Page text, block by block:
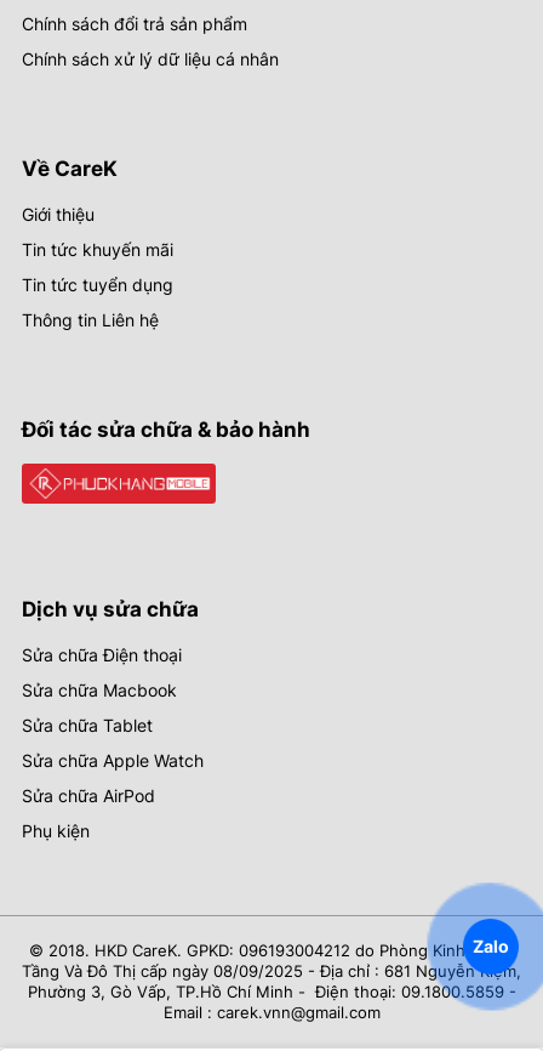
Chính sách đổi trả sản phẩm
Chính sách xử lý dữ liệu cá nhân
Về CareK
Giới thiệu
Tin tức khuyến mãi
Tin tức tuyển dụng
Thông tin Liên hệ
Đối tác sửa chữa & bảo hành
Dịch vụ sửa chữa
Sửa chữa Điện thoại
Sửa chữa Macbook
Sửa chữa Tablet
Sửa chữa Apple Watch
Sửa chữa AirPod
Phụ kiện
© 2018. HKD CareK. GPKD: 096193004212 do Phòng Kinh Tế Hạ
Tầng Và Đô Thị cấp ngày 08/09/2025 - Địa chỉ : 681 Nguyễn Kiệm,
Phường 3, Gò Vấp, TP.Hồ Chí Minh - Điện thoại: 09.1800.5859 -
Email : carek.vnn@gmail.com
Zalo